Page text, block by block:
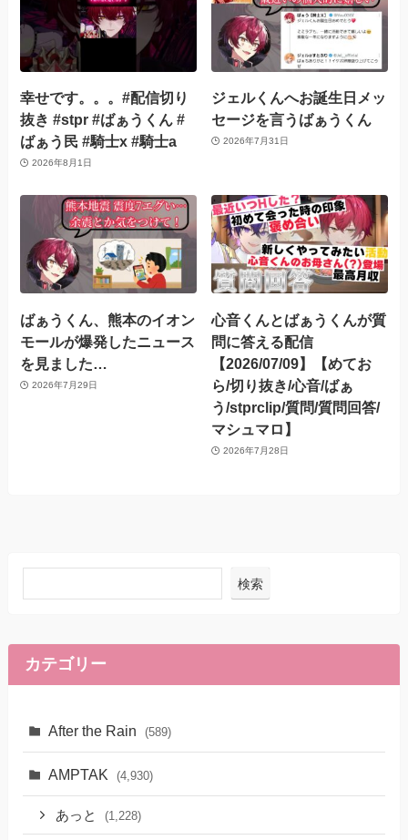
幸せです。。。#配信切り
抜き #stpr #ばぁうくん #
ばぁう民 #騎士x #騎士a
2026年8月1日
ジェルくんへお誕生日メッ
セージを言うばぁうくん
2026年7月31日
ばぁうくん、熊本のイオン
モールが爆発したニュース
を見ました…
2026年7月29日
心音くんとばぁうくんが質
問に答える配信
【2026/07/09】【めてお
ら/切り抜き/心音/ばぁ
う/stprclip/質問/質問回答/
マシュマロ】
2026年7月28日
検索
カテゴリー
After the Rain (589)
AMPTAK (4,930)
あっと (1,228)